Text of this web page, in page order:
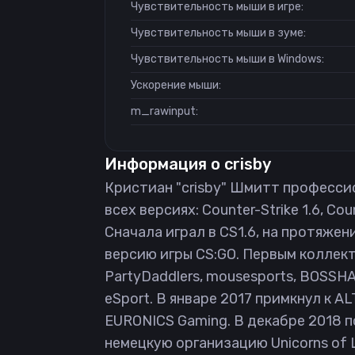
Чувствительность мыши в игре:
Чувствительность мыши в зуме:
Чувствительность мыши в Windows:
Ускорение мыши:
m_rawinput:
Информация о crisby
Кристиан "crisby" Шмитт
всех версиях: Counter-Strike 1.6,
Сначала играл в CS1.6, на
версию игры CS:GO. Первым
PartyDaddlers, mousesports,
eSport. В январе 2017 примкнул к
EURONICS Gaming. В декабре 2018
немецкую организацию Unicorns of